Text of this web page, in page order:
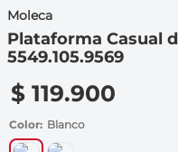
Moleca
Plataforma Casual
5549.105.9569
$ 119.900
Color Blanco
2.
3.
carolina cruz
6.
tenis